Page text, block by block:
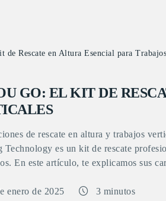
de Rescate en Altura Esencial para
GO: EL KIT DE
de rescate en altura y trabajos
es un kit de rescate
En este artículo, te explicamos sus
enero de 2025 3 minutos